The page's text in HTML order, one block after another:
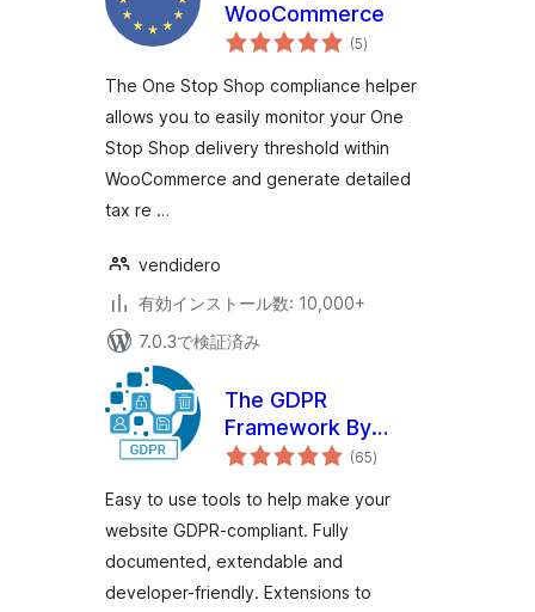
WooCommerce
(5個
の
価
)
The One Stop Shop compliance helper
allows you to easily monitor your One
Stop Shop delivery threshold within
WooCommerce and generate detailed
tax re …
vendidero
有効インストール数: 10,000+
7.0.3で検証済み
The GDPR
Framework By
Data443
(65個
の
価
)
Easy to use tools to help make your
website GDPR-compliant. Fully
documented, extendable and
developer-friendly. Extensions to